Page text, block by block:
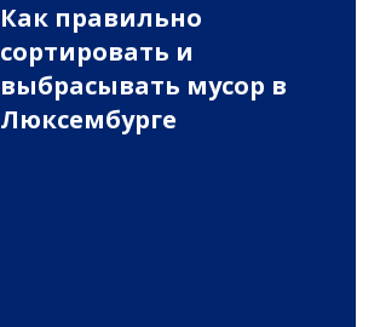
Как правильно
сортировать и
выбрасывать мусор в
Люксембурге